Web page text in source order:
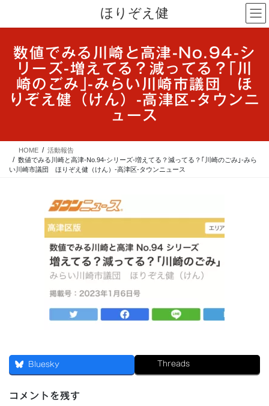
テ
ゲ
ほりぞえ健
数値でみる川崎と高津-No.94-シ
リーズ-増えてる？減ってる？｢川
崎のごみ｣-みらい川崎市議団 ほ
りぞえ健（けん）-高津区-タウンニ
ュース
HOME
活動報告
数値でみる川崎と高津-No.94-シリーズ-増えてる？減ってる？｢川崎のごみ｣-みら
い川崎市議団 ほりぞえ健（けん）-高津区-タウンニュース
Bluesky Threads
コメントを残す